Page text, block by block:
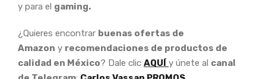
y para el gaming.
¿Quieres encontrar buenas ofertas de
Amazon y recomendaciones de productos de
calidad en México? Dale clic AQUÍ y únete al canal